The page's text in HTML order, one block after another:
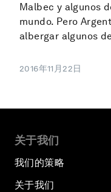
Malbec y algunos
mundo. Pero
albergar algunos
2016年11月22日
关于我们
我们的策略
关于我们